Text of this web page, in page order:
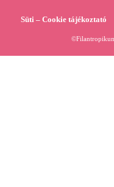
Süti – Cookie tájékoztató